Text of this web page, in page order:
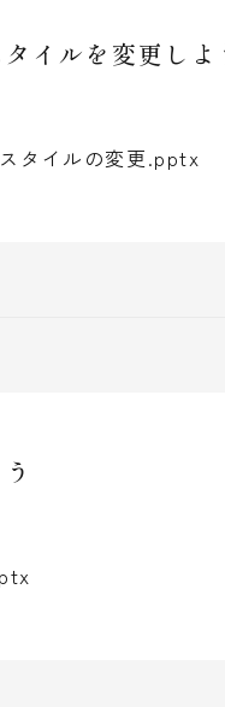
イルを変更しよ
タイルの変更.pptx